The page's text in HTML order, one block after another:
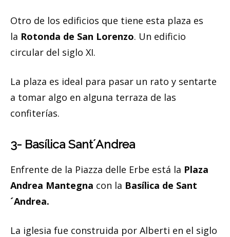
Otro de los edificios que tiene esta plaza es
la Rotonda de San Lorenzo. Un edificio
circular del siglo XI.
La plaza es ideal para pasar un rato y sentarte
a tomar algo en alguna terraza de las
confiterías.
3- Basílica Sant´Andrea
Enfrente de la Piazza delle Erbe está la Plaza
Andrea Mantegna con la Basílica de Sant
´Andrea.
La iglesia fue construida por Alberti en el siglo